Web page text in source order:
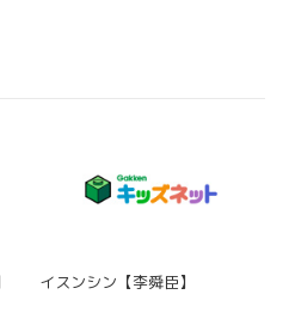
イスンシン【李舜臣】